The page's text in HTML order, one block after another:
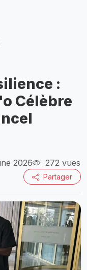
:
Célèbre
2026 272 vues
Partager